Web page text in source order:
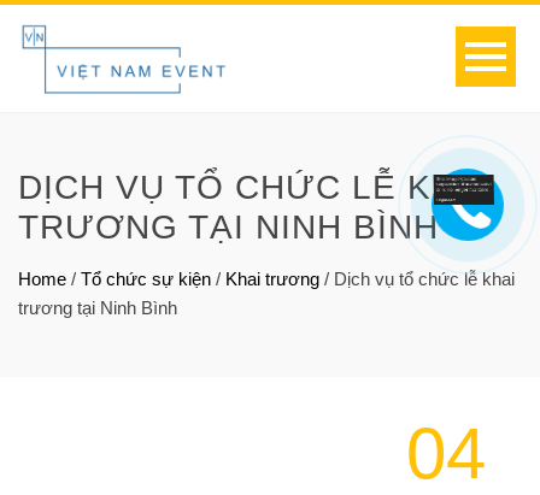
DỊCH VỤ TỔ CHỨC LỄ KHAI
TRƯƠNG TẠI NINH BÌNH
Home / Tổ chức sự kiện / Khai trương / Dịch vụ tổ chức lễ khai
trương tại Ninh Bình
04